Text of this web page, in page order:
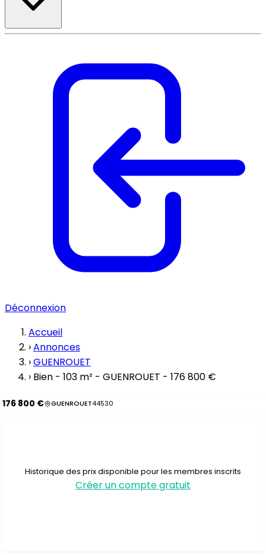
Déconnexion
Accueil
›Annonces
›GUENROUET
› Bien - 103 m² - GUENROUET - 176 800 €
176 800 € GUENROUET44530
Historique des prix disponible pour les membres inscrits
Créer un compte gratuit